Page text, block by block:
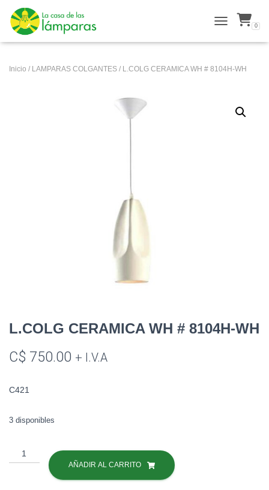
ALTERNAR
0
Inicio / LAMPARAS COLGANTES / L.COLG CERAMICA WH # 8104H-WH
L.COLG CERAMICA WH # 8104H-WH
C$ 750.00 + I.V.A
C421
3 disponibles
L.COLG
CERAMICA
AÑADIR AL CARRITO